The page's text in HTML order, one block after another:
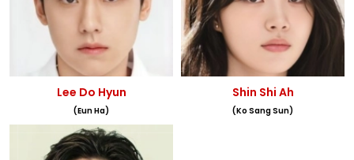
Lee Do Hyun
(Eun Ha)
Shin Shi Ah
(Ko Sang Sun)